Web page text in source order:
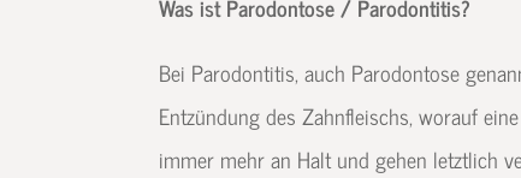
Bei Parodontitis, auch Parodontose
Entzündung des Zahnfleischs, worauf
immer mehr an Halt und gehen letztlich